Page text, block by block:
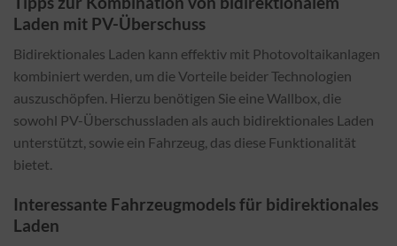
Laden mit PV-Überschuss
Bidirektionales Laden kann effektiv mit Photovoltaikanlagen
kombiniert werden, um die Vorteile beider Technologien
auszuschöpfen. Hierzu benötigen Sie eine Wallbox, die
sowohl PV-Überschussladen als auch bidirektionales Laden
unterstützt, sowie ein Fahrzeug, das diese Funktionalität
bietet.
Interessante Fahrzeugmodels für bidirektionales
Laden